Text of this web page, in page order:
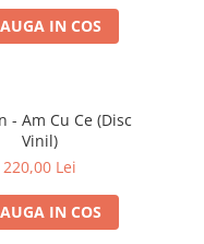
IN COS
- Am Cu Ce (Disc
Vinil)
220,00 Lei
IN COS